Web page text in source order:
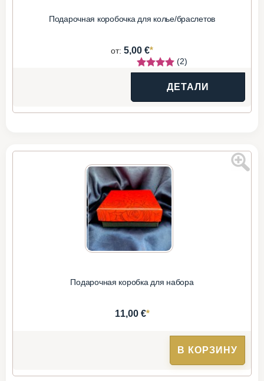
Подарочная коробочка для колье/браслетов
от: 5,00 €*
(2)
ДЕТАЛИ
Подарочная коробка для набора
11,00 €*
В КОРЗИНУ